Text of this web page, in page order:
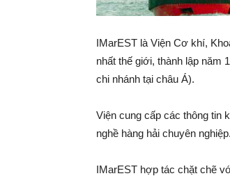
IMarEST là Viện Cơ khí,
nhất thế giới, thành lập năm
chi nhánh tại châu Á).
Viện cung cấp các thông tin
nghề hàng hải chuyên nghiệp.
IMarEST hợp tác chặt chẽ